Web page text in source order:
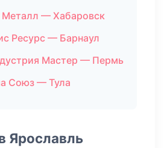
— Хабаровск
Ресурс — Барнаул
Мастер — Пермь
Союз — Тула
Ярославль